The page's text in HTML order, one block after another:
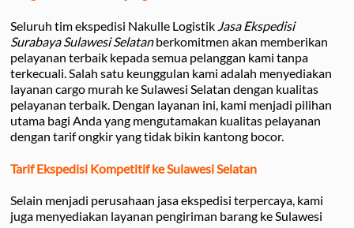
Seluruh tim ekspedisi Nakulle Logistik Jasa Ekspedisi
Surabaya Sulawesi Selatanberkomitmen akan memberikan
pelayanan terbaik kepada semua pelanggan kami tanpa
terkecuali. Salah satu keunggulan kami adalah menyediakan
layanan cargo murah ke Sulawesi Selatan dengan kualitas
pelayanan terbaik. Dengan layanan ini, kami menjadi pilihan
utama bagi Anda yang mengutamakan kualitas pelayanan
dengan tarif ongkir yang tidak bikin kantong bocor.
Tarif Ekspedisi Kompetitif ke Sulawesi Selatan
Selain menjadi perusahaan jasa ekspedisi terpercaya, kami
juga menyediakan layanan pengiriman barang ke Sulawesi